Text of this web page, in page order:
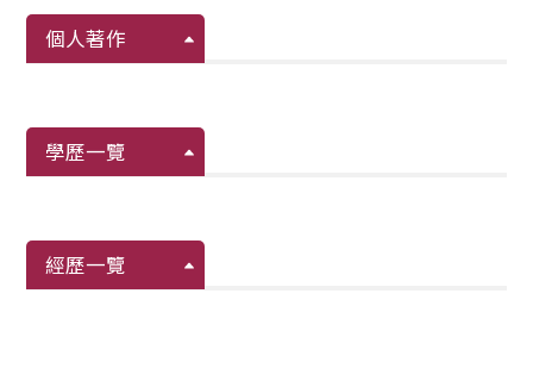
個人著作
學歷一覽
經歷一覽